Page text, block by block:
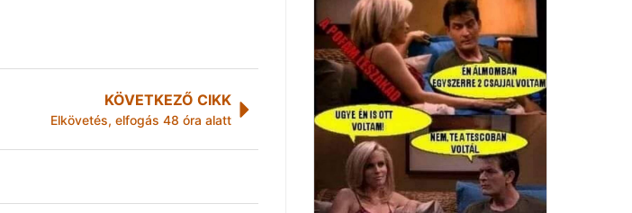
KÖVETKEZŐ CIKK
Elkövetés, elfogás 48 óra alatt